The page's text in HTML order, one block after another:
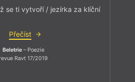
se ti vytvoří / jezírka za klíční
Přečíst
Beletrie – Poezie
Ravt 17/2019